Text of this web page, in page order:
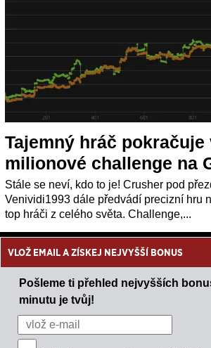
Tajemný hráč pokračuje
milionové challenge na
Stále se neví, kdo to je! Crusher pod
Venividi1993 dále předvádí precizní hru
top hráči z celého světa. Challenge,...
VLOŽ EMAIL A ZÍSKEJ NEJVYŠŠÍ BONUS
Pošleme ti přehled nejvyšších
minutu je tvůj!